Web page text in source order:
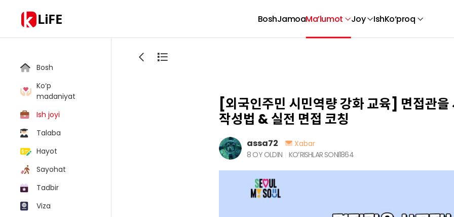
LiFE BoshJamoaMa’lumot Joy IshKo‘proq
Bosh
Ko‘p
madaniyat
Ish joyi
Talaba
Hayot
Sayohat
Tadbir
Viza
[외국인주민 시민역량 강화 교육] 면접관을
작성법 & 실전 면접 코칭
assa72
Xabar
8 OY OLDIN
KOʻRISHLAR SONI1864